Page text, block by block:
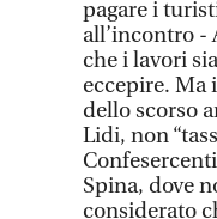
pagare i
all’incontro -
che i lavori
eccepire. Ma
dello scorso
Lidi, non
Spina, dove
considerato